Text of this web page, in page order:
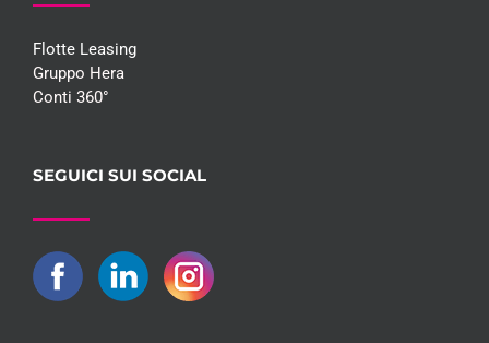
Flotte Leasing
Gruppo Hera
Conti 360°
SEGUICI SUI SOCIAL